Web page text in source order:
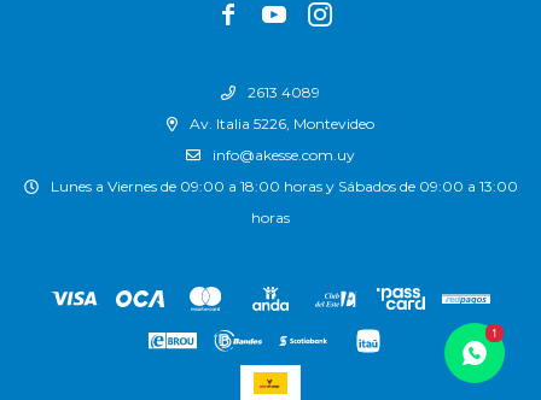
2613 4089
Av. Italia 5226, Montevideo
info@akesse.com.uy
Lunes a Viernes de 09:00 a 18:00 horas y Sábados de 09:00 a 13:00
horas
  